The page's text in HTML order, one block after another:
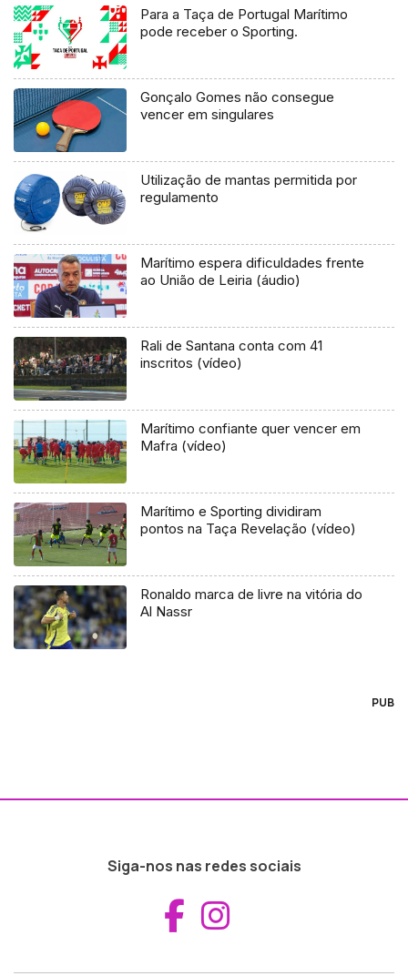
Para a Taça de Portugal Marítimo
pode receber o Sporting.
Gonçalo Gomes não consegue
vencer em singulares
Utilização de mantas permitida por
regulamento
Marítimo espera dificuldades frente
ao União de Leiria (áudio)
Rali de Santana conta com 41
inscritos (vídeo)
Marítimo confiante quer vencer em
Mafra (vídeo)
Marítimo e Sporting dividiram
pontos na Taça Revelação (vídeo)
Ronaldo marca de livre na vitória do
Al Nassr
PUB
Siga-nos nas redes sociais
Aceder ao